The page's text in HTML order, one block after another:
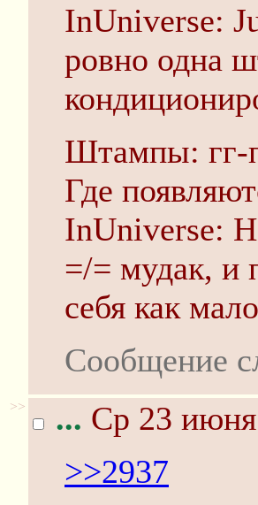
InUniverse:
ровно одна
Штампы: гг-
Где
InUniverse:
=/= мудак, и
себя как
Сообщение
>> ... Ср 23
>>2937